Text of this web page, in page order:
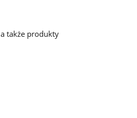
także produkty